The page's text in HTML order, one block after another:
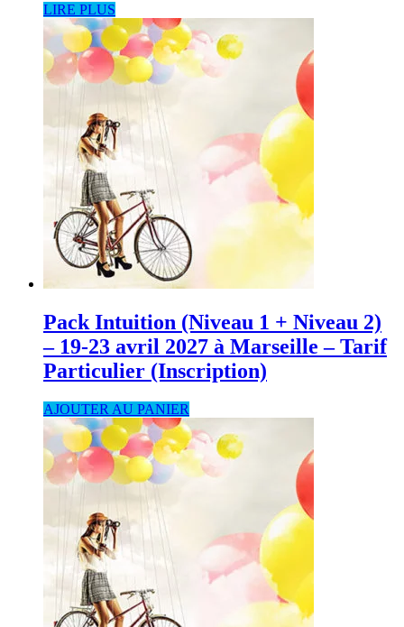
LIRE PLUS
Pack Intuition (Niveau 1 + Niveau 2)
– 19-23 avril 2027 à Marseille – Tarif
Particulier (Inscription)
AJOUTER AU PANIER